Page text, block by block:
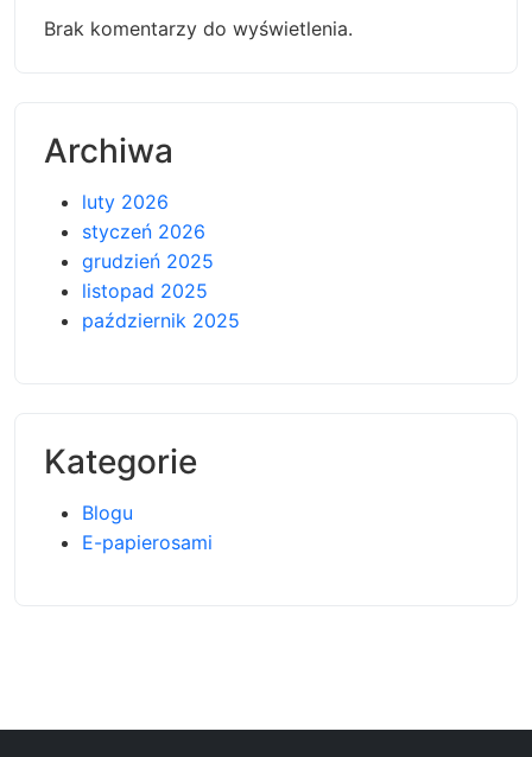
Brak komentarzy do wyświetlenia.
Archiwa
luty 2026
styczeń 2026
grudzień 2025
listopad 2025
październik 2025
Kategorie
Blogu
E-papierosami